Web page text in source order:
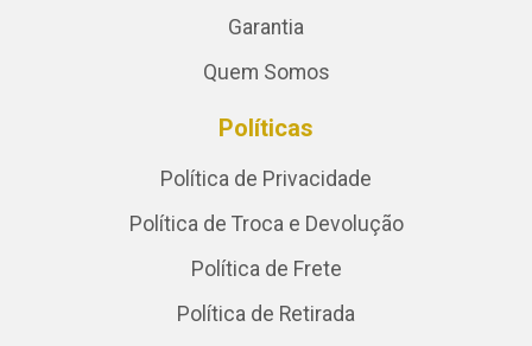
Garantia
Quem Somos
Políticas
Política de Privacidade
Política de Troca e Devolução
Política de Frete
Política de Retirada